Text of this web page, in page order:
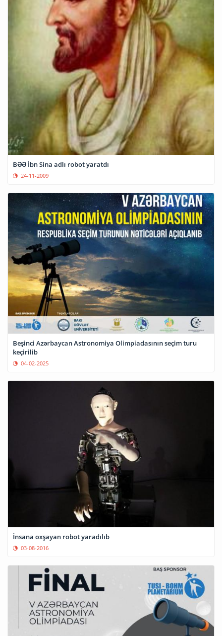
BƏƏ İbn Sina adlı robot yaratdı
24-11-2009
Beşinci Azərbaycan Astronomiya Olimpiadasının seçim turu
keçirilib
04-02-2025
İnsana oxşayan robot yaradılıb
03-08-2016